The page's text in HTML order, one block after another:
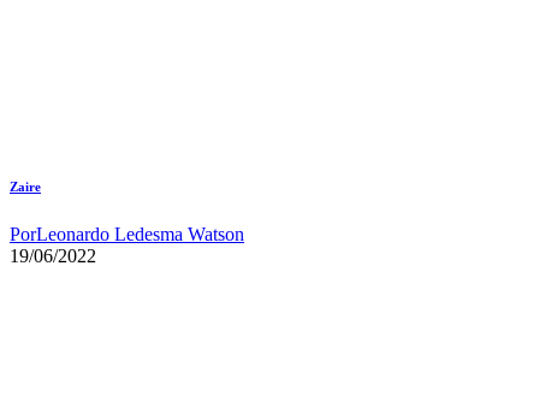
Zaire
PorLeonardo Ledesma Watson
19/06/2022